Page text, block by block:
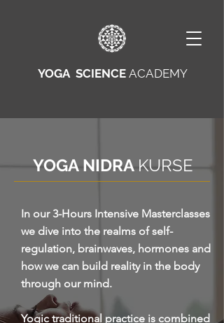
YOGA SCIENCE ACADEMY
YOGA NIDRA KURSE
In our 3-Hours Intensive Masterclasses
we dive into the realms of self-
regulation, brainwaves, hormones and
how we can build reality in the body
through our mind.
Yogic traditional practice is combined